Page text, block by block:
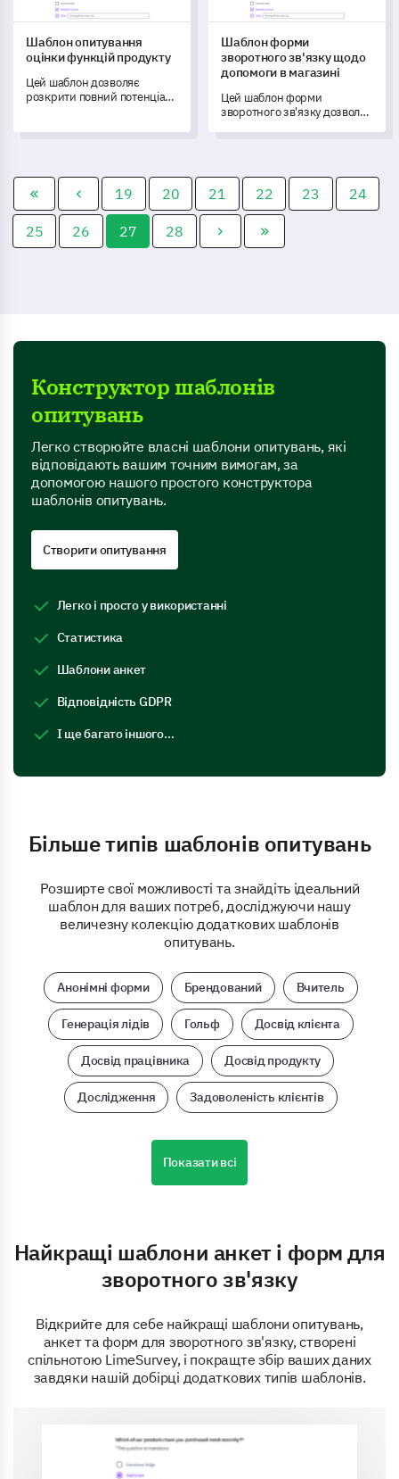
Шаблон опитування
оцінки функцій продукту
Цей шаблон дозволяє
розкрити повний потенціал
Шаблон форми
зворотного зв'язку щодо
допомоги в магазині
Цей шаблон форми
зворотного зв'язку дозволяє
задоволеність клієнтів.
19 20 21 22 23 24
25 26 27 28
Конструктор шаблонів
опитувань
Легко створюйте власні шаблони опитувань, які
відповідають вашим точним вимогам, за
допомогою нашого простого конструктора
шаблонів опитувань.
Створити опитування
Легко і просто у використанні
Статистика
Шаблони анкет
Відповідність GDPR
І ще багато іншого…
Більше типів шаблонів опитувань
Розширте свої можливості та знайдіть ідеальний
шаблон для ваших потреб, досліджуючи нашу
величезну колекцію додаткових шаблонів
опитувань.
Анонімні форми Брендований Вчитель
Генерація лідів Гольф Досвід клієнта
Досвід працівника Досвід продукту
Дослідження Задоволеність клієнтів
Показати всі
Найкращі шаблони анкет і форм для
зворотного зв'язку
Відкрийте для себе найкращі шаблони опитувань,
анкет та форм для зворотного зв'язку, створені
спільнотою LimeSurvey, і покращте збір ваших даних
завдяки нашій добірці додаткових типів шаблонів.